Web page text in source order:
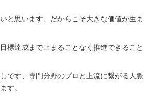
と思います、だからこそ大きな価値が生ま
標達成まで止まることなく推進できること
です、専門分野のプロと上流に繋がる人脈
す。